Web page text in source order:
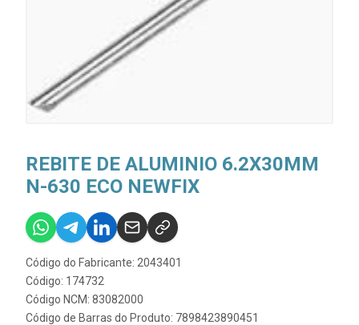
REBITE DE ALUMINIO 6.2X30MM
N-630 ECO NEWFIX
Código do Fabricante: 2043401
Código: 174732
Código NCM: 83082000
Código de Barras do Produto: 7898423890451